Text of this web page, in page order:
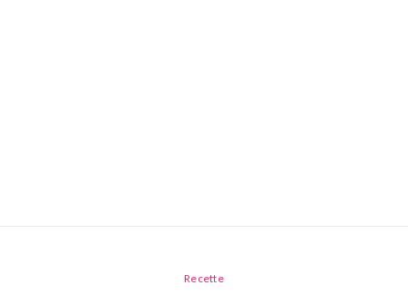
Recette